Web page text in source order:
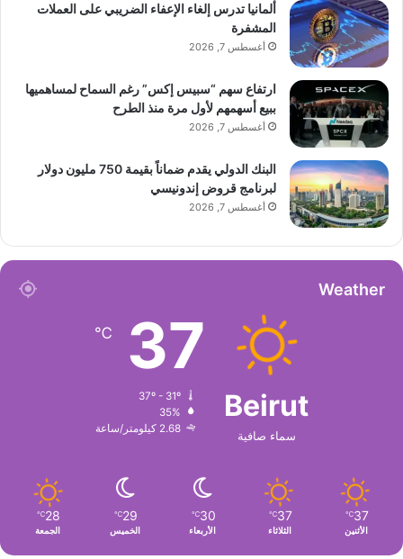
ألمانيا تدرس إلغاء الإعفاء الضريبي على العملات
المشفرة
أغسطس 7, 2026
ارتفاع سهم “سبيس إكس” رغم السماح لمساهميها
ببيع أسهمهم لأول مرة منذ الطرح
أغسطس 7, 2026
البنك الدولي يقدم ضماناً بقيمة 750 مليون دولار
لبرنامج قروض إندونيسي
أغسطس 7, 2026
Weather
Beirut
سماء صافية
37
℃
35%
2.68 كيلومتر/ساعة
37
℃
الأثنين
37
℃
الثلاثاء
30
℃
الأربعاء
29
℃
الخميس
28
℃
الجمعة